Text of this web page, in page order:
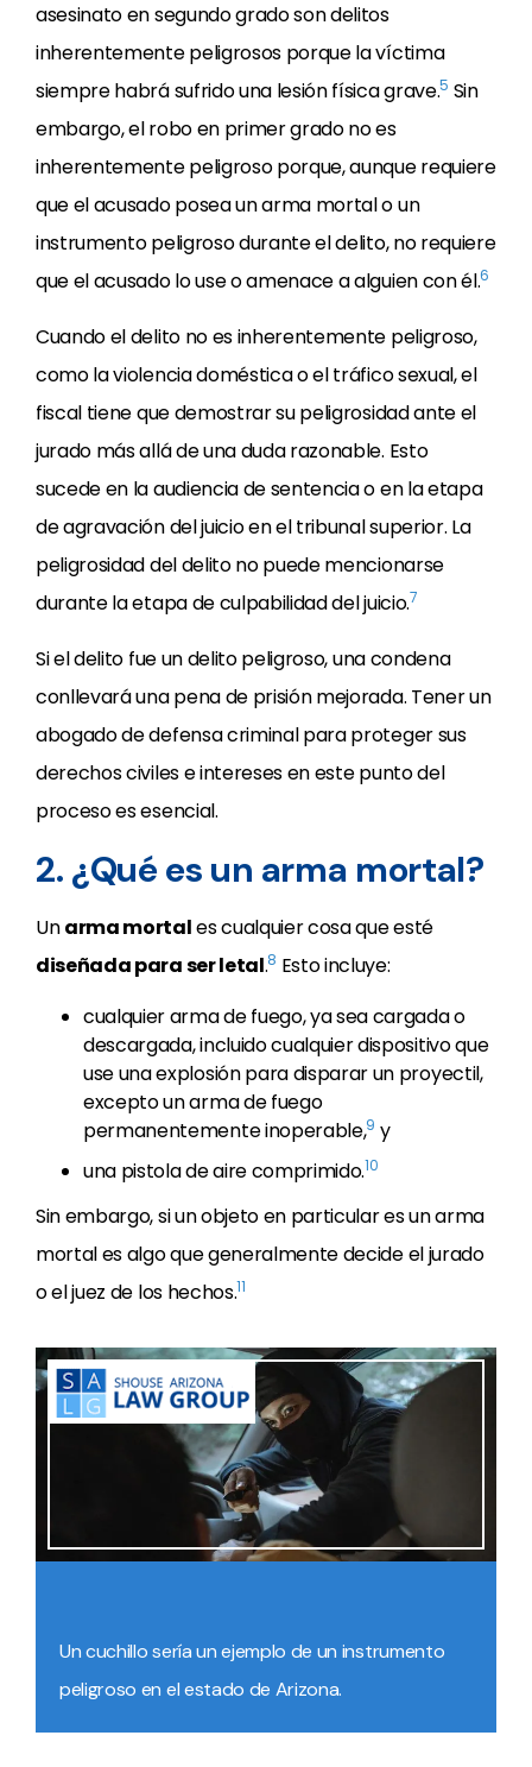
asesinato en segundo grado son delitos
inherentemente peligrosos porque la víctima
siempre habrá sufrido una lesión física grave.5 Sin
embargo, el robo en primer grado no es
inherentemente peligroso porque, aunque requiere
que el acusado posea un arma mortal o un
instrumento peligroso durante el delito, no requiere
que el acusado lo use o amenace a alguien con él.6
Cuando el delito no es inherentemente peligroso,
como la violencia doméstica o el tráfico sexual, el
fiscal tiene que demostrar su peligrosidad ante el
jurado más allá de una duda razonable. Esto
sucede en la audiencia de sentencia o en la etapa
de agravación del juicio en el tribunal superior. La
peligrosidad del delito no puede mencionarse
durante la etapa de culpabilidad del juicio.7
Si el delito fue un delito peligroso, una condena
conllevará una pena de prisión mejorada. Tener un
abogado de defensa criminal para proteger sus
derechos civiles e intereses en este punto del
proceso es esencial.
2. ¿Qué es un arma mortal?
Unarma mortales cualquier cosa que esté
diseñada para ser letal.8 Esto incluye:
cualquier arma de fuego, ya sea cargada o
descargada, incluido cualquier dispositivo que
use una explosión para disparar un proyectil,
excepto un arma de fuego
permanentemente inoperable,9 y
una pistola de aire comprimido.10
Sin embargo, si un objeto en particular es un arma
mortal es algo que generalmente decide el jurado
o el juez de los hechos.11
Un cuchillo sería un ejemplo de un instrumento
peligroso en el estado de Arizona.